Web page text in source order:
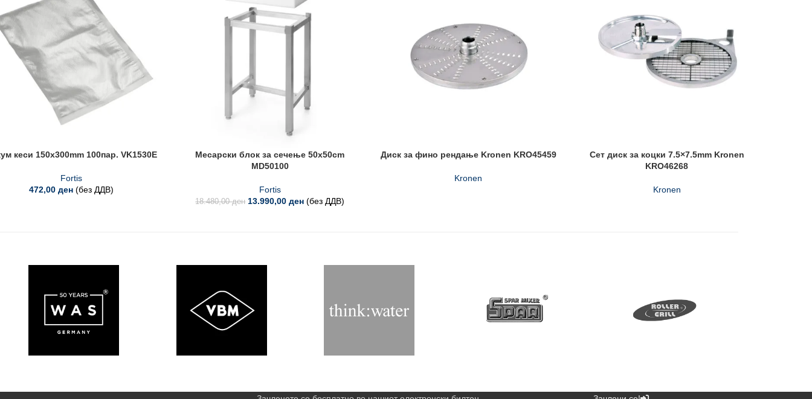
кеси 150x300mm 100пар. VK1530E
Fortis
472,00ден (без ДДВ)
Месарски блок за сечење 50x50cm
MD50100
Fortis
18.480,00ден 13.990,00ден (без ДДВ)
Диск за фино рендање Kronen KRO45459
Kronen
Сет диск за коцки 7.5×7.5mm Kronen
KRO46268
Kronen